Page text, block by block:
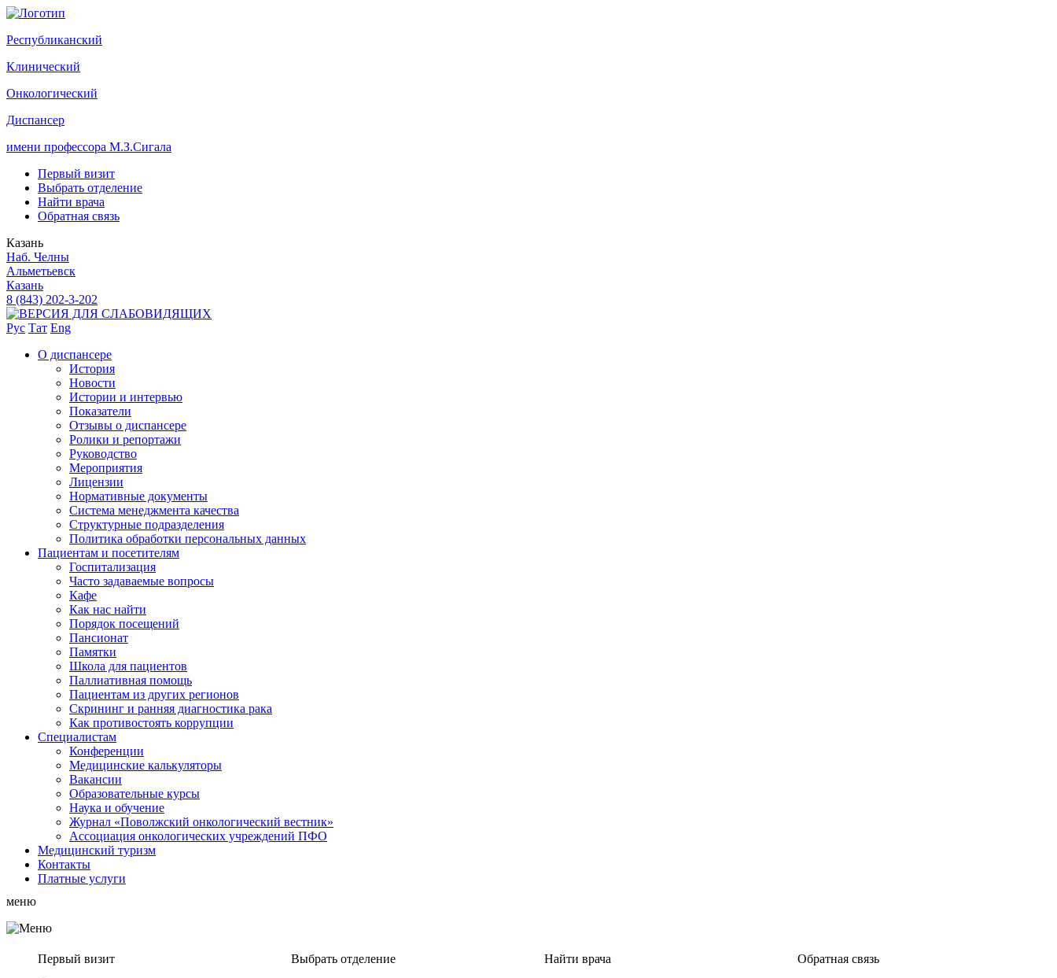
Республиканский
Клинический
Онкологический
Диспансер
имени профессора М.З.Сигала
Первый визит
Выбрать отделение
Найти врача
Обратная связь
Казань
Наб. Челны
Альметьевск
Казань
8 (843) 202-3-202
Рус Тат Eng
О диспансере
История
Новости
Истории и интервью
Показатели
Отзывы о диспансере
Ролики и репортажи
Руководство
Мероприятия
Лицензии
Нормативные документы
Система менеджмента качества
Структурные подразделения
Политика обработки персональных данных
Пациентам и посетителям
Госпитализация
Часто задаваемые вопросы
Кафе
Как нас найти
Порядок посещений
Пансионат
Памятки
Школа для пациентов
Паллиативная помощь
Пациентам из других регионов
Скрининг и ранняя диагностика рака
Как противостоять коррупции
Специалистам
Конференции
Медицинские калькуляторы
Вакансии
Образовательные курсы
Наука и обучение
Журнал «Поволжский онкологический вестник»
Ассоциация oнкологических учреждений ПФО
Медицинский туризм
Контакты
Платные услуги
меню
Первый визит Выбрать отделение Найти врача
Обратная связь